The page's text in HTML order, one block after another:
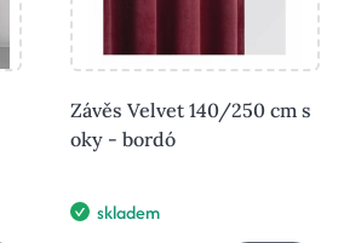
Závěs Velvet 140/250 cm s
oky - bordó
skladem